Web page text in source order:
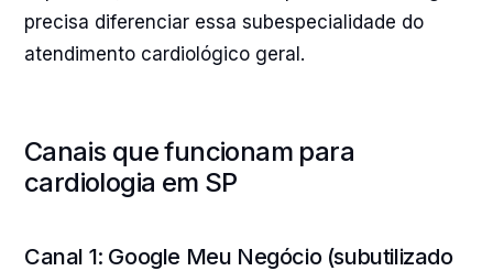
precisa diferenciar essa subespecialidade do
atendimento cardiológico geral.
Canais que funcionam para
cardiologia em SP
Canal 1: Google Meu Negócio (subutilizado